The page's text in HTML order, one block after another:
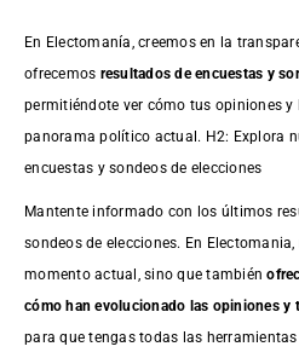
En Electomanía, creemos en la
ofrecemos resultados deencuestas y
permitiéndote ver cómo tus opiniones y
panorama político actual. H2: Explora
encuestas y sondeos de elecciones
Mantente informado con los últimos
sondeos de elecciones. En
momento actual, sino que también
cómo han evolucionado las opiniones y
para que tengas todas las